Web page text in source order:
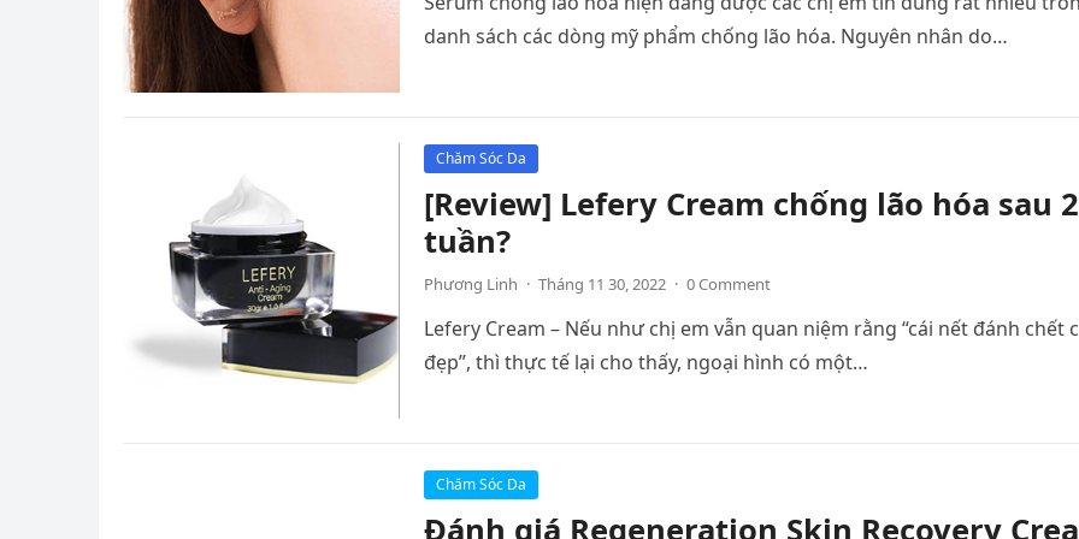
danh sách các dòng mỹ phẩm chống lão hóa. Nguyên nhân do…
Chăm Sóc Da
[Review] Lefery Cream chống lão hóa sau 2
tuần?
Phương Linh · Tháng 11 30, 2022 · 0 Comment
Lefery Cream – Nếu như chị em vẫn quan niệm rằng “cái nết đánh chết
đẹp”, thì thực tế lại cho thấy, ngoại hình có một…
Chăm Sóc Da
Đánh giá Regeneration Skin Recovery